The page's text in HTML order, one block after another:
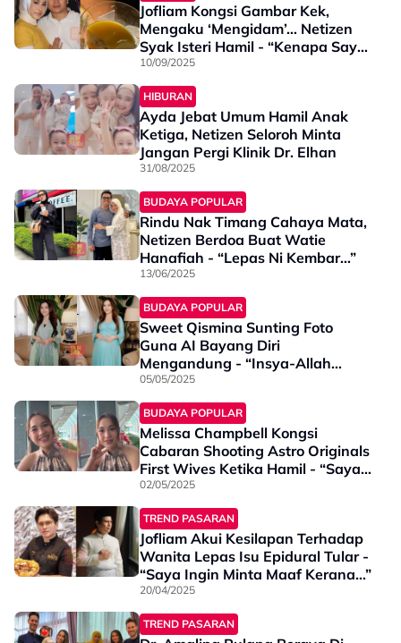
Jofliam Kongsi Gambar Kek,
Mengaku ‘Mengidam’… Netizen
Syak Isteri Hamil - “Kenapa Saya
Kena Menanggung…”
10/09/2025
HIBURAN
Ayda Jebat Umum Hamil Anak
Ketiga, Netizen Seloroh Minta
Jangan Pergi Klinik Dr. Elhan
31/08/2025
BUDAYA POPULAR
Rindu Nak Timang Cahaya Mata,
Netizen Berdoa Buat Watie
Hanafiah - “Lepas Ni Kembar…”
13/06/2025
BUDAYA POPULAR
Sweet Qismina Sunting Foto
Guna AI Bayang Diri
Mengandung - “Insya-Allah
Suatu Hari Nanti”
05/05/2025
BUDAYA POPULAR
Melissa Champbell Kongsi
Cabaran Shooting Astro Originals
First Wives Ketika Hamil - “Saya
Ni Jenis Tak Suka Duduk Rumah”
02/05/2025
TREND PASARAN
Jofliam Akui Kesilapan Terhadap
Wanita Lepas Isu Epidural Tular -
“Saya Ingin Minta Maaf Kerana…”
20/04/2025
TREND PASARAN